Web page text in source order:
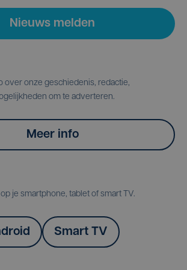
Nieuws melden
over onze geschiedenis, redactie,
om te adverteren.
Meer info
je smartphone, tablet of smart TV.
Smart TV